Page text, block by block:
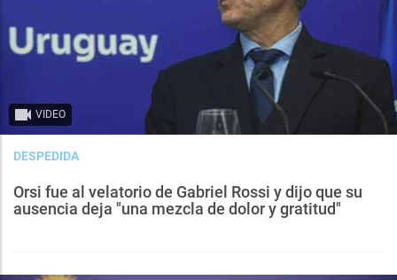
VIDEO
DESPEDIDA
Orsi fue al velatorio de Gabriel Rossi y dijo que su
ausencia deja "una mezcla de dolor y gratitud"